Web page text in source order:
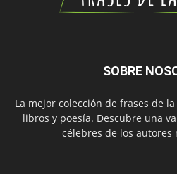
SOBRE
La mejor colección de frases de
libros y poesía. Descubre una
célebres de los autores